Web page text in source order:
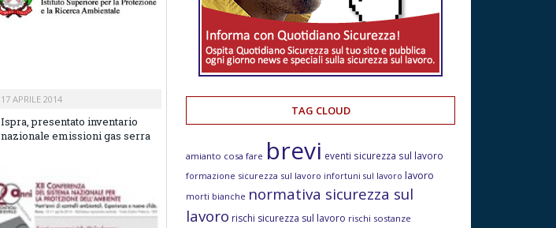
17 APRILE 2014
Ispra, presentato inventario
nazionale emissioni gas serra
TAG CLOUD
amianto cosa fare brevi eventi sicurezza sul lavoro
formazione sicurezza sul lavoro infortuni sul lavoro lavoro
morti bianche normativa sicurezza sul
lavoro rischi sicurezza sul lavoro rischi sostanze